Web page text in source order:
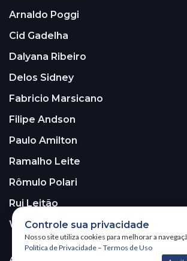
Arnaldo Poggi
Cid Gadelha
Dalyana Ribeiro
Delos Sidney
Fabricio Marsicano
Filipe Andson
Paulo Amilton
Ramalho Leite
Rômulo Polari
Rui Leitão
Walter Santos
Controle sua privacidade
Nosso site utiliza cookies para melhorar a
Política de Privacidade – Termos de Uso